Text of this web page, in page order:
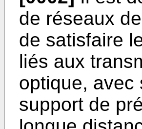
de réseaux
de satisfaire
liés aux
optique, avec
support de